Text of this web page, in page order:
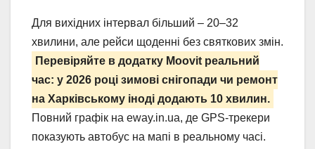
Для вихідних інтервал більший – 20–32
хвилини, але рейси щоденні без святкових змін.
Перевіряйте в додатку Moovit реальний
час: у 2026 році зимові снігопади чи ремонт
на Харківському іноді додають 10 хвилин.
Повний графік на eway.in.ua, де GPS-трекери
показують автобус на мапі в реальному часі.